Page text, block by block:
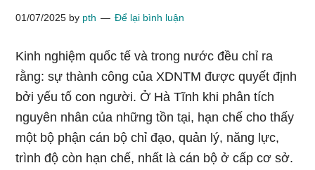
01/07/2025 by pth Để lại bình luận
Kinh nghiệm quốc tế và trong nước đều chỉ ra
rằng: sự thành công của XDNTM được quyết định
bởi yếu tố con người. Ở Hà Tĩnh khi phân tích
nguyên nhân của những tồn tại, hạn chế cho thấy
một bộ phận cán bộ chỉ đạo, quản lý, năng lực,
trình độ còn hạn chế, nhất là cán bộ ở cấp cơ sở.